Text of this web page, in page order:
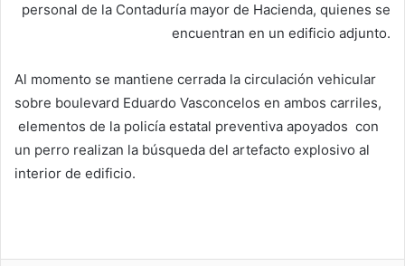
personal de la Contaduría mayor de Hacienda, quienes se
encuentran en un edificio adjunto.
Al momento se mantiene cerrada la circulación vehicular
sobre boulevard Eduardo Vasconcelos en ambos carriles,
elementos de la policía estatal preventiva apoyados con
un perro realizan la búsqueda del artefacto explosivo al
interior de edificio.